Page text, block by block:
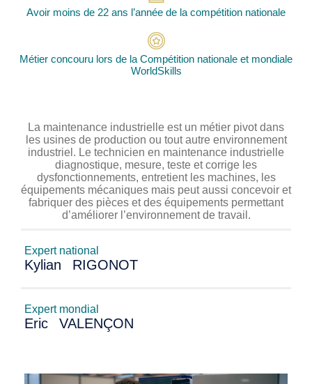
Avoir moins de 22 ans l’année de la compétition nationale
Métier concouru lors de la Compétition nationale et mondiale
WorldSkills
Actualités
Inscription à la newsletter
Espace membres
La maintenance industrielle est un métier pivot dans
les usines de production ou tout autre environnement
industriel. Le technicien en maintenance industrielle
diagnostique, mesure, teste et corrige les
dysfonctionnements, entretient les machines, les
équipements mécaniques mais peut aussi concevoir et
fabriquer des pièces et des équipements permettant
d’améliorer l’environnement de travail.
Expert national
Kylian RIGONOT
Expert mondial
Eric VALENÇON